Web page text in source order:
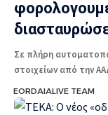
Σε πλήρη
στοιχείων από την
EORDAIALIVE TEAM